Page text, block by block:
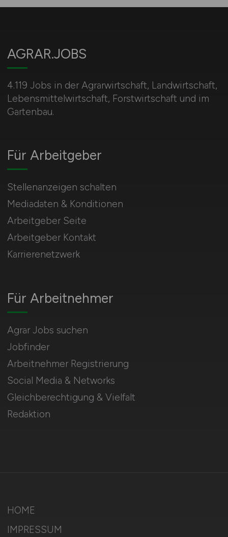
AGRAR.JOBS
4.119 Jobs in der Agrarwirtschaft, Landwirtschaft,
Lebensmittelwirtschaft, Forstwirtschaft und im
Gartenbau.
Für Arbeitnehmer
Agrar Jobs suchen
Jobfinder
Arbeitnehmer Registrierung
Social Media & Networks
Gleichberechtigung & Vielfalt
Redaktion
Für Arbeitgeber
Stellenanzeigen schalten
Mediadaten & Konditionen
Arbeitgeber Seite
Arbeitgeber Kontakt
Karrierenetzwerk
HOME
IMPRESSUM